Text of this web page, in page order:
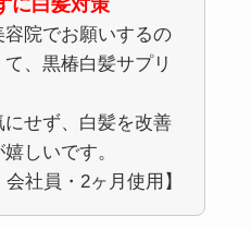
に白髪対策
容院でお願いするの
、黒椿白髪サプリ
にせず、白髪を改善
しいです。
会社員・2ヶ月使用】